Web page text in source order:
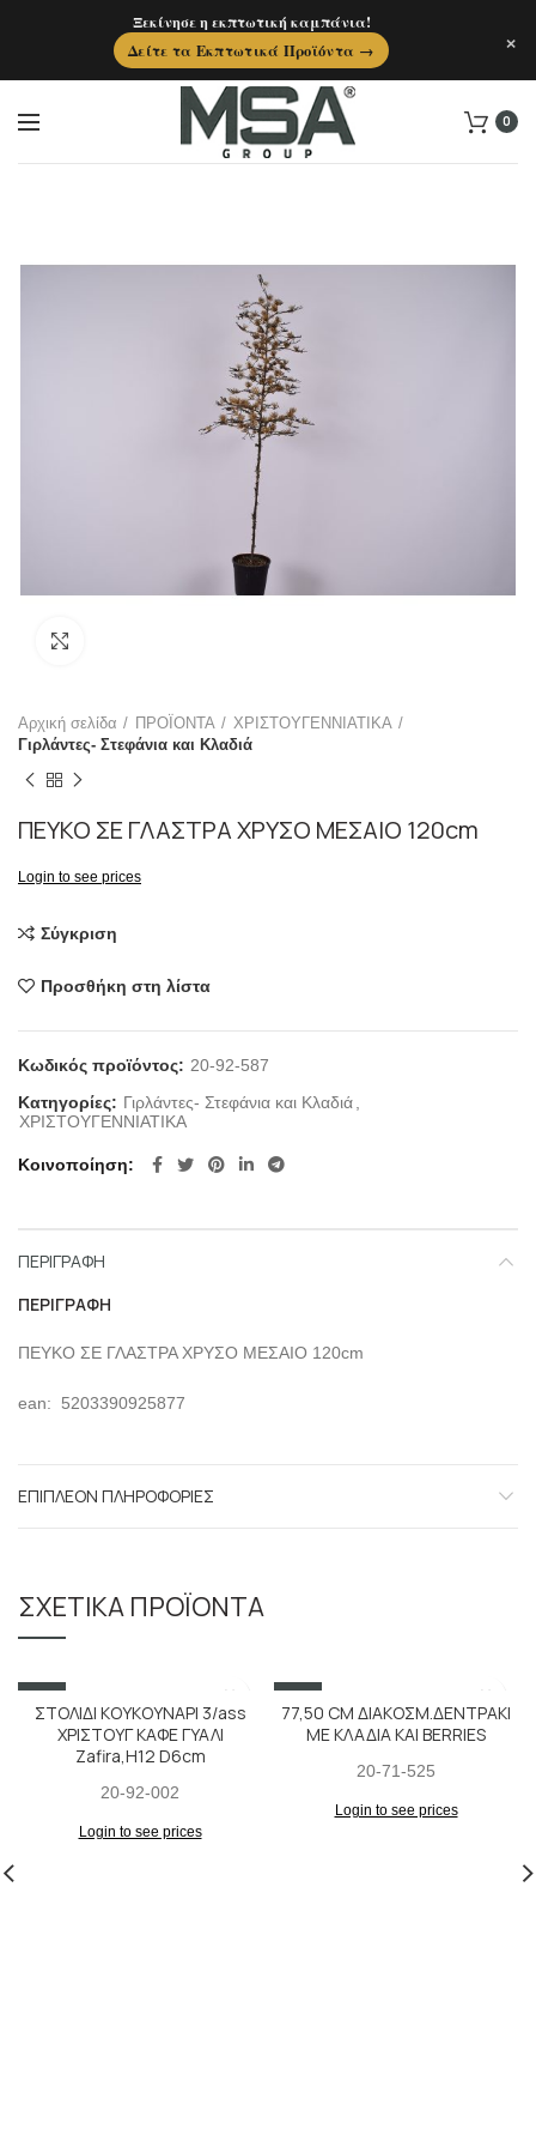
0
Αρχική σελίδα ΠΡΟΪΟΝΤΑ
ΧΡΙΣΤΟΥΓΕΝΝΙΑΤΙΚΑ
Γιρλάντες- Στεφάνια και Κλαδιά
ΠΕΥΚΟ ΣΕ ΓΛΑΣΤΡΑ ΧΡΥΣΟ ΜΕΣΑΙΟ 120cm
Login to see prices
Σύγκριση
Προσθήκη στη λίστα
Κωδικός προϊόντος: 20-92-587
Κατηγορίες: Γιρλάντες- Στεφάνια και Κλαδιά
ΧΡΙΣΤΟΥΓΕΝΝΙΑΤΙΚΑ
Κοινοποίηση
ΠΕΡΙΓΡΑΦΉ
ΠΕΡΙΓΡΑΦΉ
ΠΕΥΚΟ ΣΕ ΓΛΑΣΤΡΑ ΧΡΥΣΟ ΜΕΣΑΙΟ 120cm
ean: 5203390925877
ΕΠΙΠΛΈΟΝ ΠΛΗΡΟΦΟΡΊΕΣ
ΣΧΕΤΙΚΆ ΠΡΟΪΌΝΤΑ
SALE
ΣΤΟΛΙΔΙ ΚΟΥΚΟΥΝΑΡΙ 3/ass
ΧΡΙΣΤΟΥΓ ΚΑΦΕ ΓΥΑΛΙ
Zafira,H12 D6cm
20-92-002
Login to see prices
SALE
77,50 CM ΔΙΑΚΟΣΜ.ΔΕΝΤΡΑΚΙ
ΜΕ ΚΛΑΔΙΑ ΚΑΙ BERRIES
20-71-525
Login to see prices
Ξεκίνησε η εκπτωτική καμπάνια!
Δείτε τα Εκπτωτικά Προϊόντα →
×